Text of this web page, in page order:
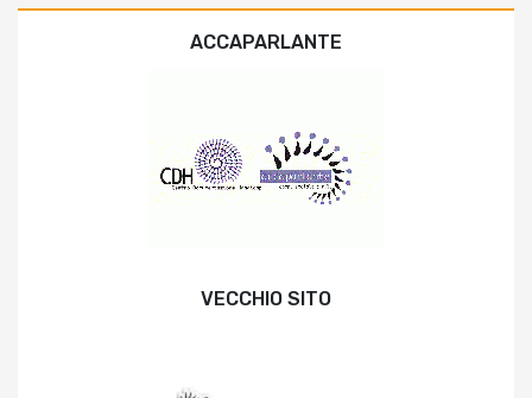
ACCAPARLANTE
VECCHIO SITO